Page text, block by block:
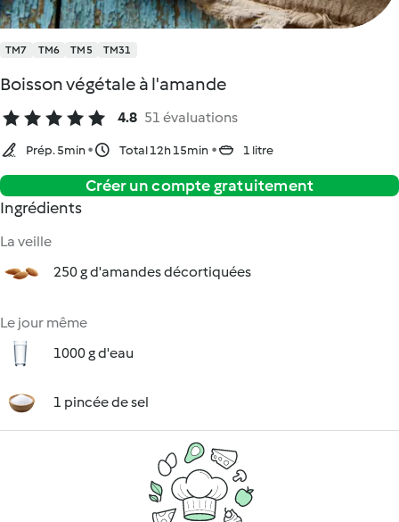
TM7 TM6 TM5 TM31
Boisson végétale à l'amande
4.8 51 évaluations
Prép. 5min Total 12h 15min 1 litre
Créer un compte gratuitement
Ingrédients
La veille
250 g d'amandes décortiquées
Le jour même
1000 g d'eau
1 pincée de sel